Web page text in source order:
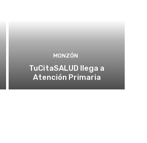
MONZÓN
TuCitaSALUD llega a
Atención Primaria